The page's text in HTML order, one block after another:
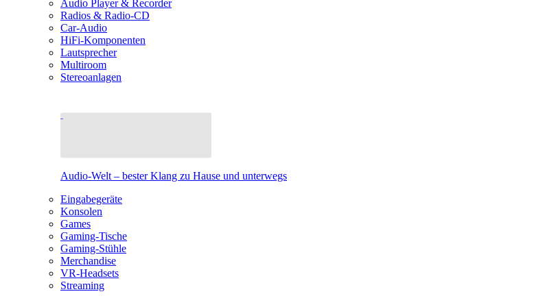
Audio Player & Recorder
Radios & Radio-CD
Car-Audio
HiFi-Komponenten
Lautsprecher
Multiroom
Stereoanlagen
Audio-Welt – bester Klang zu Hause und unterwegs
Eingabegeräte
Konsolen
Games
Gaming-Tische
Gaming-Stühle
Merchandise
VR-Headsets
Streaming